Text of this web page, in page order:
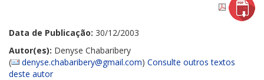
Data de Publicação: 30/12/2003
Autor(es): Denyse Chabaribery
(
denyse.chabaribery@gmail.com) Consulte outros textos
deste autor